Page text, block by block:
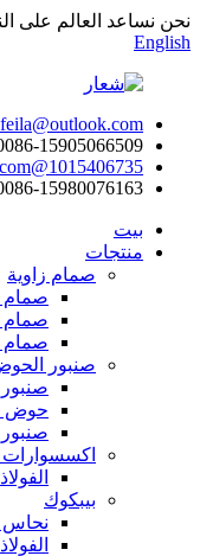
نحن نساعد العالم على
English
15905066509
1015406735@qq.com
15980076163
بيت
منتجات
صمام زاوية
صمام
صمام
صمام
صنبور
حوض
اكسسوارات
بيبكوك
نحاس